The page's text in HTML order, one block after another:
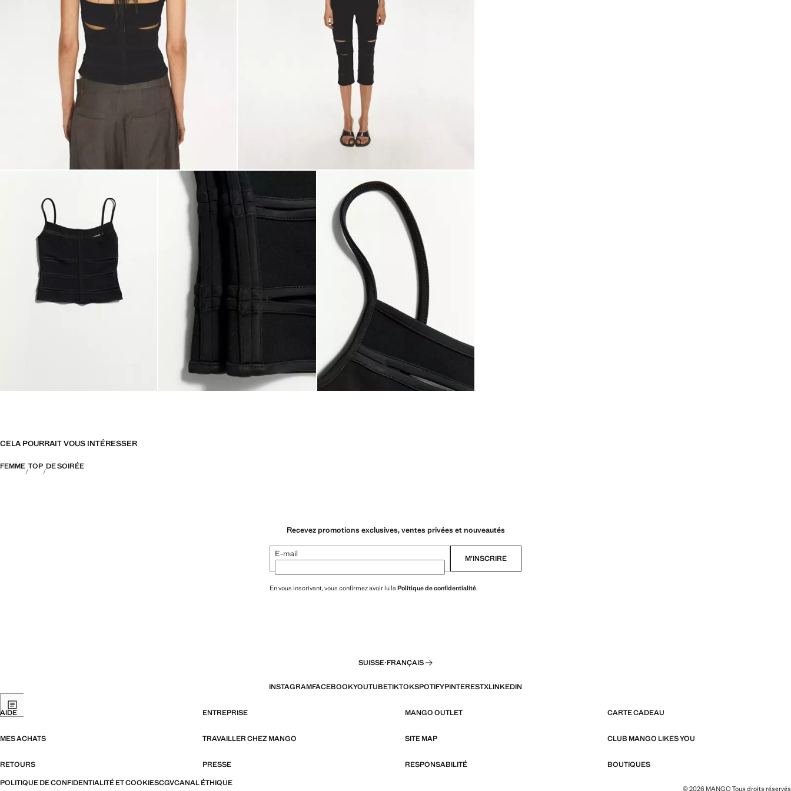
CELA POURRAIT VOUS INTÉRESSER
FEMME TOP DE SOIRÉE
Recevez promotions exclusives, ventes privées et nouveautés
E-mail M’INSCRIRE
En vous inscrivant, vous confirmez avoir lu laPolitique de confidentialité.
SUISSE·FRANÇAIS
INSTAGRAMFACEBOOKYOUTUBETIKTOKSPOTIFYPINTERESTXLINKEDIN
AIDE ENTREPRISE MANGO OUTLET CARTE CADEAU
MES ACHATS TRAVAILLER CHEZ MANGO SITE MAP CLUB MANGO LIKES YOU
RETOURS PRESSE RESPONSABILITÉ
BOUTIQUES
POLITIQUE DE CONFIDENTIALITÉ ET COOKIESCGVCANAL ÉTHIQUE
© 2026 MANGO Tous droits réservés